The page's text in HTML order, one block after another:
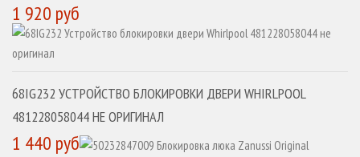
1 920 руб
68IG232 УСТРОЙСТВО БЛОКИРОВКИ ДВЕРИ WHIRLPOOL
481228058044 НЕ ОРИГИНАЛ
1 440 руб